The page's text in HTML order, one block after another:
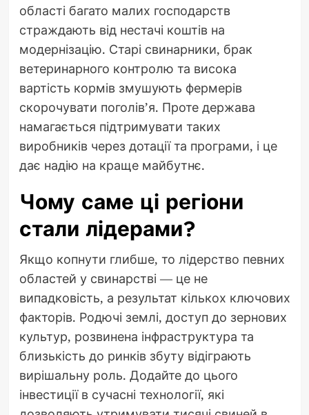
області багато малих господарств
страждають від нестачі коштів на
модернізацію. Старі свинарники, брак
ветеринарного контролю та висока
вартість кормів змушують фермерів
скорочувати поголів’я. Проте держава
намагається підтримувати таких
виробників через дотації та програми, і це
дає надію на краще майбутнє.
Чому саме ці регіони
стали лідерами?
Якщо копнути глибше, то лідерство певних
областей у свинарстві — це не
випадковість, а результат кількох ключових
факторів. Родючі землі, доступ до зернових
культур, розвинена інфраструктура та
близькість до ринків збуту відіграють
вирішальну роль. Додайте до цього
інвестиції в сучасні технології, які